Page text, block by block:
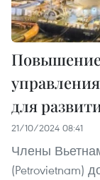
для
21/10/2024 08:41
Члены
(Petrovietnam)